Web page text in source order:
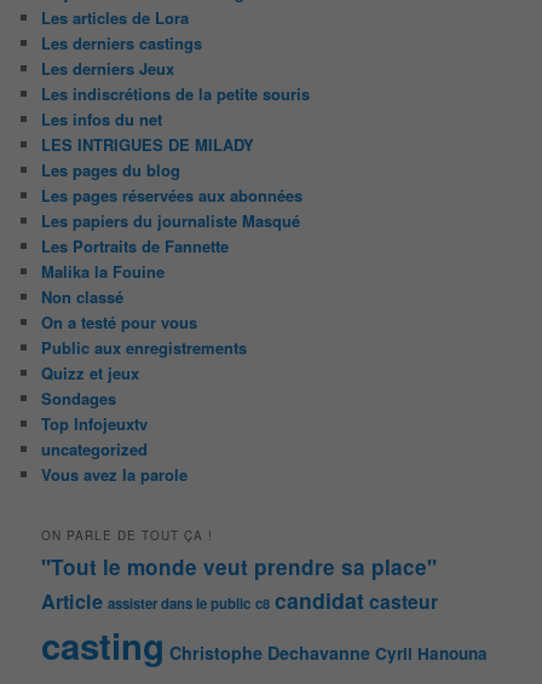
Les articles de Lora
Les derniers castings
Les derniers Jeux
Les indiscrétions de la petite souris
Les infos du net
LES INTRIGUES DE MILADY
Les pages du blog
Les pages réservées aux abonnées
Les papiers du journaliste Masqué
Les Portraits de Fannette
Malika la Fouine
Non classé
On a testé pour vous
Public aux enregistrements
Quizz et jeux
Sondages
Top Infojeuxtv
uncategorized
Vous avez la parole
ON PARLE DE TOUT ÇA !
"Tout le monde veut prendre sa place"
Article assister dans le public c8 candidatcasteur
casting Christophe Dechavanne Cyril Hanouna